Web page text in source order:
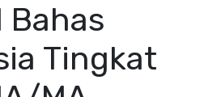
Bahas
Tingkat